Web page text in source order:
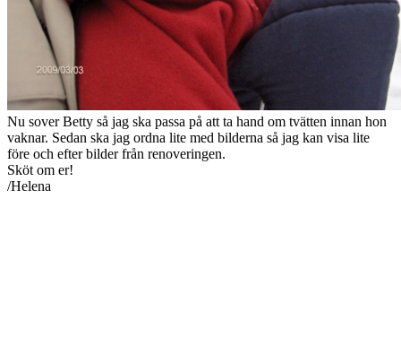
Nu sover Betty så jag ska passa på att ta hand om tvätten innan hon
vaknar. Sedan ska jag ordna lite med bilderna så jag kan visa lite
före och efter bilder från renoveringen.
Sköt om er!
/Helena